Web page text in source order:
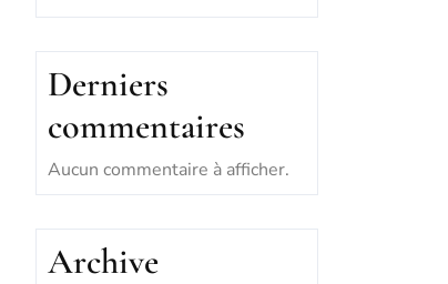
Derniers
commentaires
Aucun commentaire à afficher.
Archive